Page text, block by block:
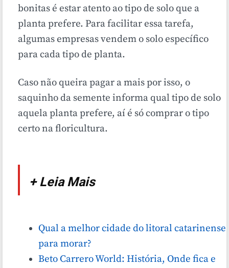
bonitas é estar atento ao tipo de solo que a
planta prefere. Para facilitar essa tarefa,
algumas empresas vendem o solo específico
para cada tipo de planta.
Caso não queira pagar a mais por isso, o
saquinho da semente informa qual tipo de solo
aquela planta prefere, aí é só comprar o tipo
certo na floricultura.
+ Leia Mais
Qual a melhor cidade do litoral catarinense
para morar?
Beto Carrero World: História, Onde fica e